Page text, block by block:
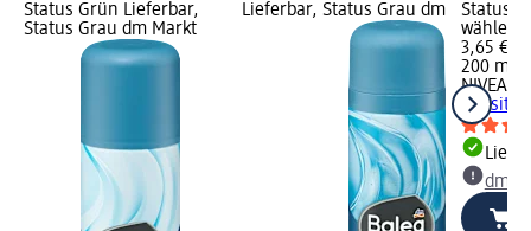
Status Grün Lieferbar,
Status Grau dm Markt
Lieferbar, Status Grau dm
Status
wählen
3,65 €
200 ml
NIVEA
dm